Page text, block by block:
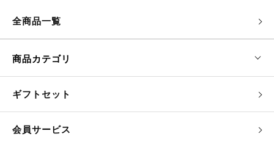
全商品一覧
商品カテゴリ
ギフトセット
会員サービス